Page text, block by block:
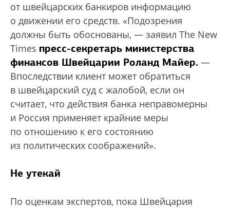
от швейцарских банкиров информацию
о движении его средств. «Подозрения
должны быть обоснованы, — заявил The New
Times пресс-секретарь министерства
финансов Швейцарии Роланд Майер. —
Впоследствии клиент может обратиться
в швейцарский суд с жалобой, если он
считает, что действия банка неправомерны
и Россия применяет крайние меры
по отношению к его состоянию
из политических соображений».
Не утекай
По оценкам экспертов, пока Швейцария